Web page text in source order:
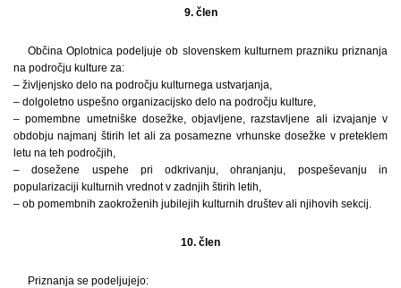
9. člen
Občina Oplotnica podeljuje ob slovenskem kulturnem prazniku priznanja
na področju kulture za:
– življenjsko delo na področju kulturnega ustvarjanja,
– dolgoletno uspešno organizacijsko delo na področju kulture,
– pomembne umetniške dosežke, objavljene, razstavljene ali izvajanje v
obdobju najmanj štirih let ali za posamezne vrhunske dosežke v preteklem
letu na teh področjih,
– dosežene uspehe pri odkrivanju, ohranjanju, pospeševanju in
popularizaciji kulturnih vrednot v zadnjih štirih letih,
– ob pomembnih zaokroženih jubilejih kulturnih društev ali njihovih sekcij.
10. člen
Priznanja se podeljujejo: